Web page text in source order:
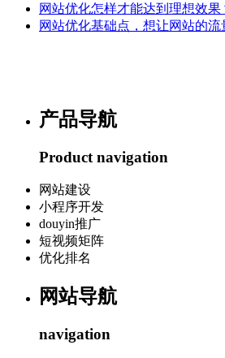
网站优化怎样才能达到理想效果
网站优化基础点，想让网站的
产品导航
Product navigation
网站建设
小程序开发
douyin推广
短视频矩阵
优化排名
网站导航
navigation